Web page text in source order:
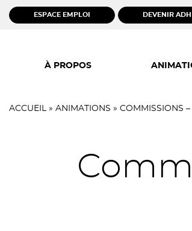
ESPACE EMPLOI DEVENIR
À PROPOS
ACCUEIL » ANIMATIONS » COMMISSIONS –